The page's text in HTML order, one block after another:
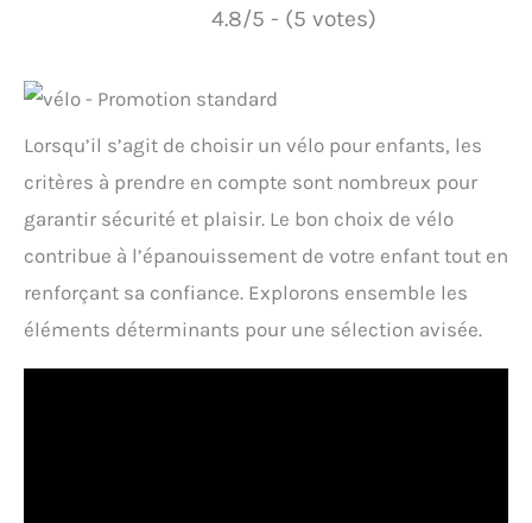
4.8/5 - (5 votes)
Lorsqu’il s’agit de choisir un vélo pour enfants, les
critères à prendre en compte sont nombreux pour
garantir sécurité et plaisir. Le bon choix de vélo
contribue à l’épanouissement de votre enfant tout en
renforçant sa confiance. Explorons ensemble les
éléments déterminants pour une sélection avisée.